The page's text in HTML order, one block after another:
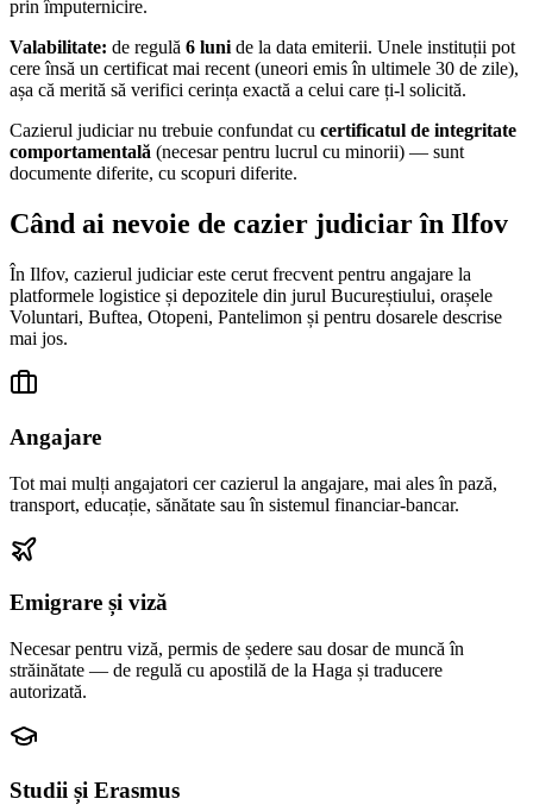
prin împuternicire.
Valabilitate: de regulă 6 luni de la data emiterii. Unele instituții pot
cere însă un certificat mai recent (uneori emis în ultimele 30 de zile),
așa că merită să verifici cerința exactă a celui care ți-l solicită.
Cazierul judiciar nu trebuie confundat cu certificatul de integritate
comportamentală (necesar pentru lucrul cu minorii) — sunt
documente diferite, cu scopuri diferite.
Când ai nevoie de cazier judiciar în Ilfov
În Ilfov, cazierul judiciar este cerut frecvent pentru angajare la
platformele logistice și depozitele din jurul Bucureștiului, orașele
Voluntari, Buftea, Otopeni, Pantelimon și pentru dosarele descrise
mai jos.
Angajare
Tot mai mulți angajatori cer cazierul la angajare, mai ales în pază,
transport, educație, sănătate sau în sistemul financiar-bancar.
Emigrare și viză
Necesar pentru viză, permis de ședere sau dosar de muncă în
străinătate — de regulă cu apostilă de la Haga și traducere
autorizată.
Studii și Erasmus